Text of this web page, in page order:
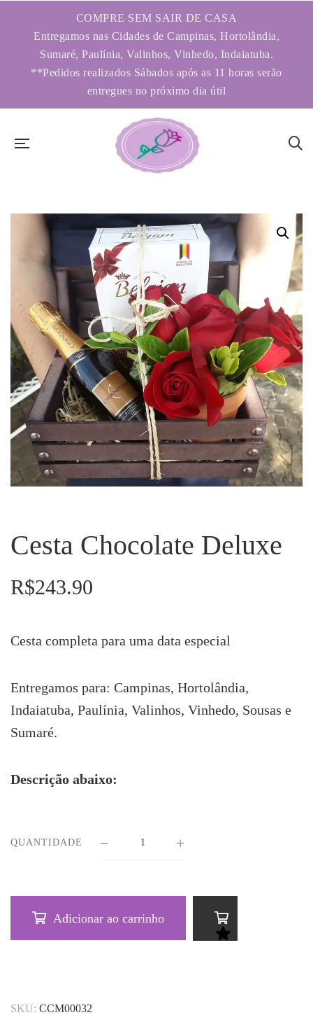
COMPRE SEM SAIR DE CASA
Entregamos nas Cidades de Campinas, Hortolândia,
Sumaré, Paulínia, Valinhos, Vinhedo, Indaiatuba.
**Pedidos realizados Sábados após as 11 horas serão
entregues no próximo dia útil
Cesta Chocolate Deluxe
R$243.90
Cesta completa para uma data especial
Entregamos para: Campinas, Hortolândia,
Indaiatuba, Paulínia, Valinhos, Vinhedo, Sousas e
Sumaré.
Descrição abaixo:
QUANTIDADE
Adicionar ao carrinho
SKU: CCM00032